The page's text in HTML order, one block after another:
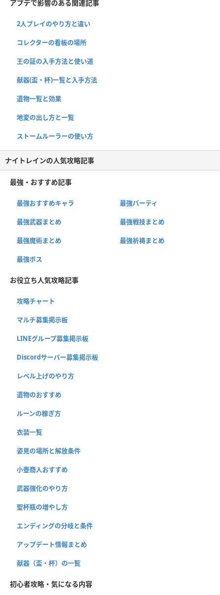
アプデで影響のある関連記事
2人プレイのやり方と違い
コレクターの看板の場所
王の証の入手方法と使い道
献器(盃・杯)一覧と入手方法
遺物一覧と効果
地変の出し方と一覧
ストームルーラーの使い方
ナイトレインの人気攻略記事
最強・おすすめ記事
最強おすすめキャラ 最強パーティ
最強武器まとめ 最強戦技まとめ
最強魔術まとめ 最強祈祷まとめ
最強ボス
お役立ち人気攻略記事
攻略チャート
マルチ募集掲示板
LINEグループ募集掲示板
Discordサーバー募集掲示板
レベル上げのやり方
遺物のおすすめ
ルーンの稼ぎ方
衣装一覧
姿見の場所と解放条件
小壺商人おすすめ
武器強化のやり方
聖杯瓶の増やし方
エンディングの分岐と条件
アップデート情報まとめ
献器（盃・杯）の一覧
初心者攻略・気になる内容